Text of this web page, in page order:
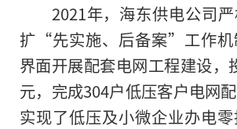
2021年，海东供电公司
扩“先实施、后备案”工作机
界面开展配套电网工程建设，
元，完成304户低压客户电网配
实现了低压及小微企业办电